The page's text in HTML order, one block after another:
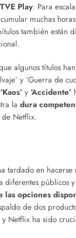
Play. Para
muchas
también están
algunos títulos
y ‘Guerra de
‘Kaos’ y ‘Accidente’
la dura
Netflix.
tardado en hacerse
diferentes públicos
las opciones
de dos
Netflix ha sido